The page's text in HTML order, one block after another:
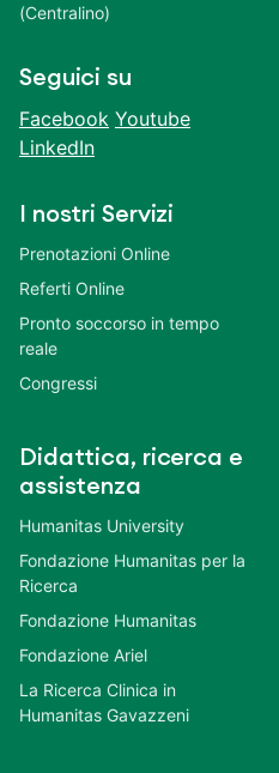
(Centralino)
Seguici su
Facebook Youtube
LinkedIn
I nostri Servizi
Prenotazioni Online
Referti Online
Pronto soccorso in tempo
reale
Congressi
Didattica, ricerca e
assistenza
Humanitas University
Fondazione Humanitas per la
Ricerca
Fondazione Humanitas
Fondazione Ariel
La Ricerca Clinica in
Humanitas Gavazzeni